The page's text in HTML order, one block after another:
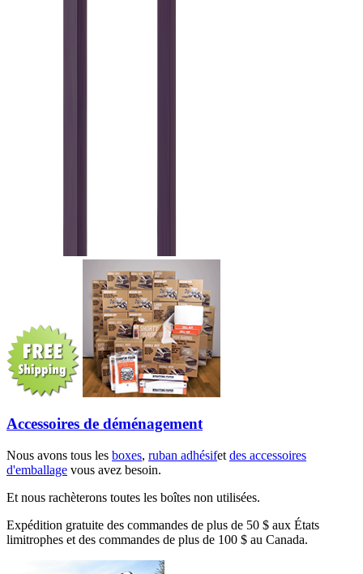
Accessoires de déménagement
Nous avons tous les boxes, ruban adhésifet des accessoires
d'emballage vous avez besoin.
Et nous rachèterons toutes les boîtes non utilisées.
Expédition gratuite des commandes de plus de 50 $ aux États
limitrophes et des commandes de plus de 100 $ au Canada.